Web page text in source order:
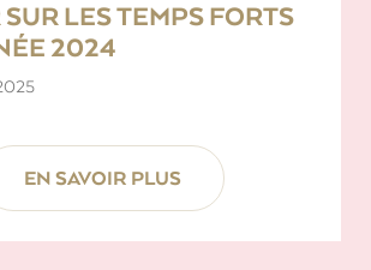
LES TEMPS FORTS
2024
EN SAVOIR PLUS